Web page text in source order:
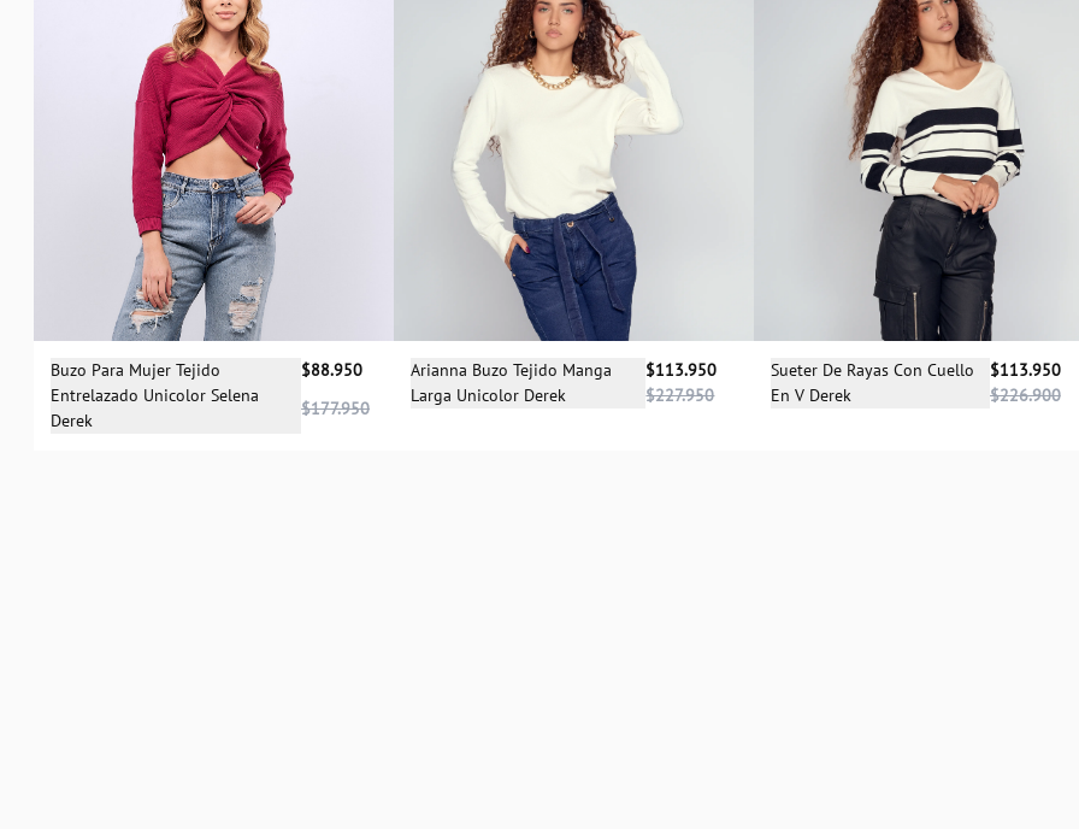
Selecciona una talla
XS L
Buzo Para Mujer Tejido
Entrelazado Unicolor Selena
Derek
$88.950
$177.950
Selecciona una talla
XS M
Arianna Buzo Tejido Manga
Larga Unicolor Derek
$113.950
$227.950
Selecciona una talla
Sueter De Rayas Con Cuello
En V Derek
$113.950
$226.900